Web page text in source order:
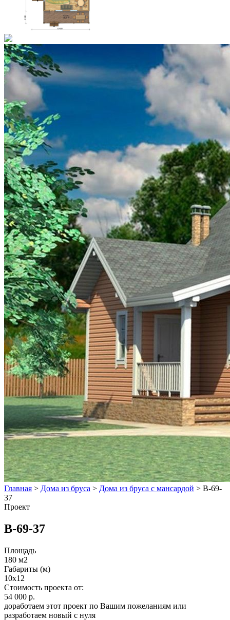
Главная > Дома из бруса > Дома из бруса с мансардой > В-69-
37
Проект
В-69-37
Площадь
180 м2
Габариты (м)
10х12
Стоимость проекта от:
54 000 р.
доработаем этот проект по Вашим пожеланиям или
разработаем новый с нуля